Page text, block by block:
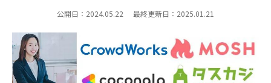
公開日：2024.05.22 最終更新日：2025.01.21